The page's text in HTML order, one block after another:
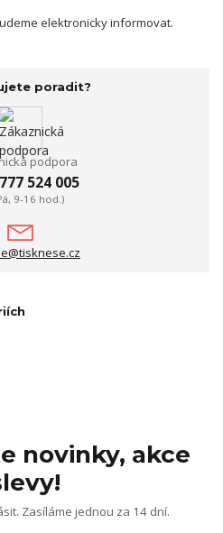
elektronicky informovat.
poradit?
podpora
524 005
9-16 hod.)
novinky, akce
Zasíláme jednou za 14 dní.